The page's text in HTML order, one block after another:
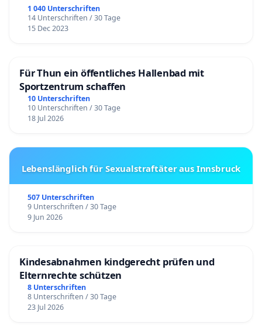
1 040 Unterschriften
14 Unterschriften / 30 Tage
15 Dec 2023
Für Thun ein öffentliches Hallenbad mit
Sportzentrum schaffen
10 Unterschriften
10 Unterschriften / 30 Tage
18 Jul 2026
Lebenslänglich für Sexualstraftäter aus Innsbruck
507 Unterschriften
9 Unterschriften / 30 Tage
9 Jun 2026
Kindesabnahmen kindgerecht prüfen und
Elternrechte schützen
8 Unterschriften
8 Unterschriften / 30 Tage
23 Jul 2026